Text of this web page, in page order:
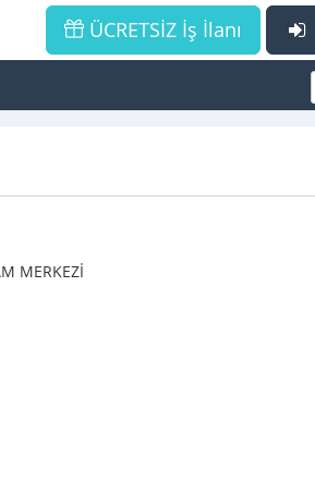
ÜCRETSİZ İş İlanı
MERKEZİ